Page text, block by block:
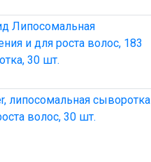
Липосомальная
и для роста волос, 183
30 шт.
липосомальная сыворотка
волос, 30 шт.